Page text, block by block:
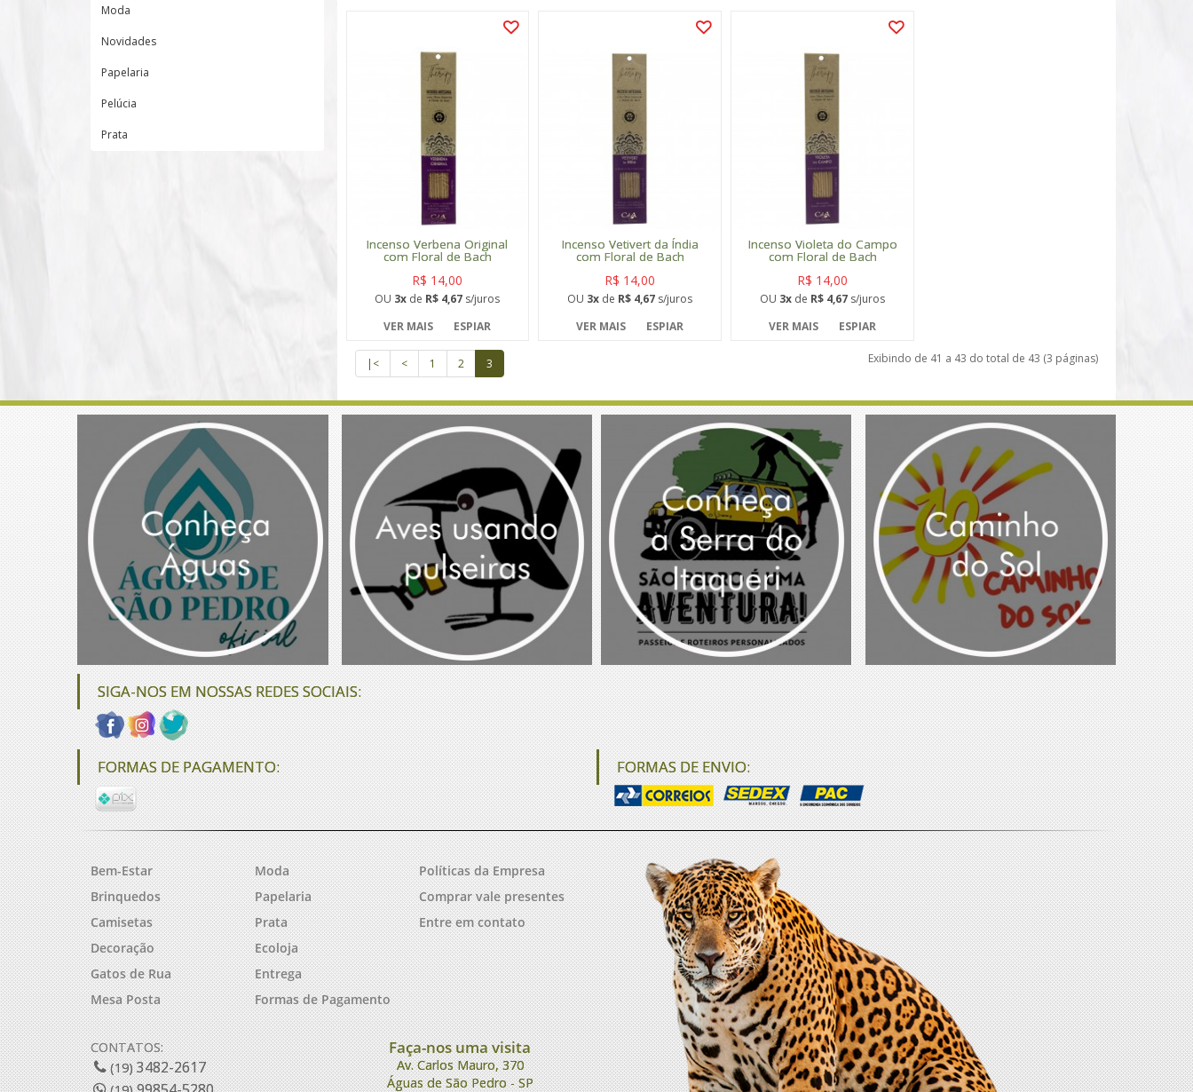
Moda
Novidades
Papelaria
Pelúcia
Prata
Incenso Verbena Original
com Floral de Bach
R$ 14,00
OU 3x de R$ 4,67 s/juros
VER MAIS
ESPIAR
Incenso Vetivert da Índia
com Floral de Bach
R$ 14,00
OU 3x de R$ 4,67 s/juros
VER MAIS
ESPIAR
Incenso Violeta do Campo
com Floral de Bach
R$ 14,00
OU 3x de R$ 4,67 s/juros
VER MAIS
ESPIAR
|< < 1 2 3 Exibindo de 41 a 43 do total de 43 (3 páginas)
SIGA-NOS EM NOSSAS REDES SOCIAIS:
FORMAS DE PAGAMENTO: FORMAS DE ENVIO:
Bem-Estar
Brinquedos
Camisetas
Decoração
Gatos de Rua
Mesa Posta
Moda
Papelaria
Prata
Ecoloja
Entrega
Formas de Pagamento
Políticas da Empresa
Comprar vale presentes
Entre em contato
CONTATOS:
(19)3482-2617
Faça-nos uma visita
Av. Carlos Mauro, 370
Águas de São Pedro - SP